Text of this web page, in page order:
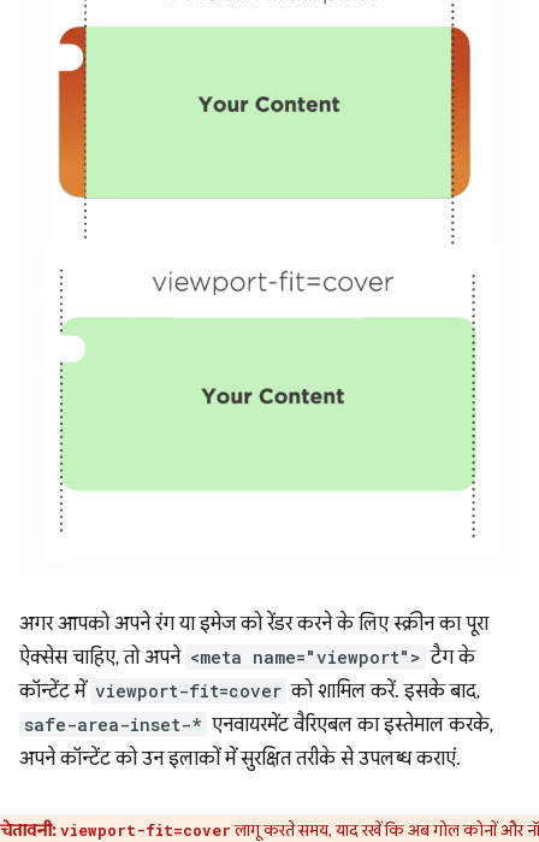
अगर आपको अपने रंग या इमेज को रेंडर करने के लिए स्क्रीन का पूरा
ऐक्सेस चाहिए, तो अपने <meta name="viewport"> टैग के
कॉन्टेंट में viewport-fit=cover को शामिल करें. इसके बाद,
safe-area-inset-* एनवायरमेंट वैरिएबल का इस्तेमाल करके,
अपने कॉन्टेंट को उन इलाकों में सुरक्षित तरीके से उपलब्ध कराएं.
चेतावनी:viewport-fit=coverलागू करते समय, याद रखें कि अब गोल कोनों और